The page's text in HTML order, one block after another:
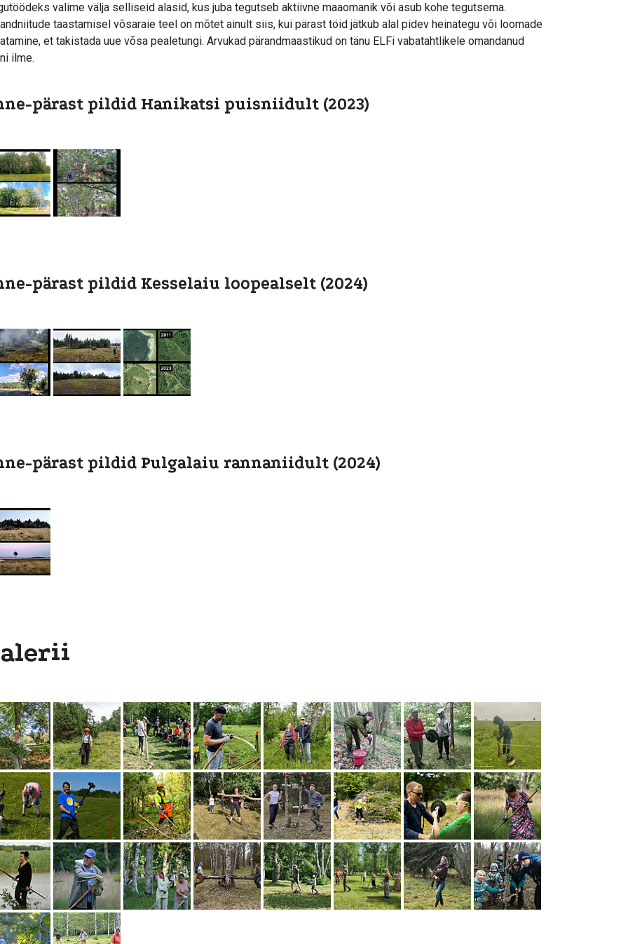
valime välja selliseid alasid, kus juba tegutseb aktiivne maaomanik või asub kohe tegutsema.
taastamisel võsaraie teel on mõtet ainult siis, kui pärast töid jätkub alal pidev heinategu või loomade
et takistada uue võsa pealetungi. Arvukad pärandmaastikud on tänu ELFi vabatahtlikele omandanud
ilme.
pärast pildid Hanikatsi puisniidult (2023)
pärast pildid Kesselaiu loopealselt (2024)
pärast pildid Pulgalaiu rannaniidult (2024)